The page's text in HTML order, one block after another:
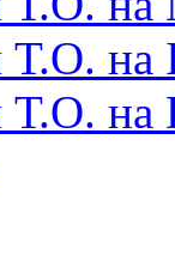
Т.О.
Т.О. на